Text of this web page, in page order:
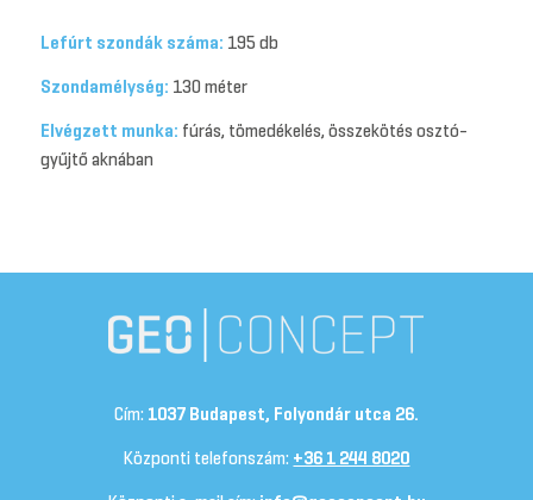
Lefúrt szondák száma: 195 db
Szondamélység: 130 méter
Elvégzett munka: fúrás, tömedékelés, összekötés osztó-
gyűjtő aknában
Cím: 1037 Budapest, Folyondár utca 26.
Központi telefonszám: +36 1 244 8020